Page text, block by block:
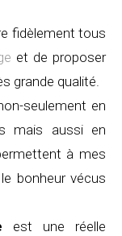
fidèlement tous
et de proposer
grande qualité.
seulement en
mais aussi en
à mes
bonheur vécus
est une réelle